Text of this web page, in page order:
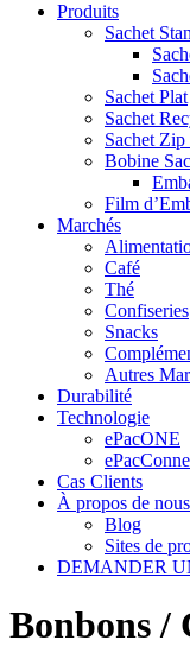
Produits
Sachet
Sachet Plat
Sachet
Sachet
Bobine
Film
Marchés
Café
Thé
Confiseries
Snacks
Autres
Durabilité
Technologie
ePacONE
Cas Clients
À propos de nous
Blog
Sites de
DEMANDER
Bonbons /